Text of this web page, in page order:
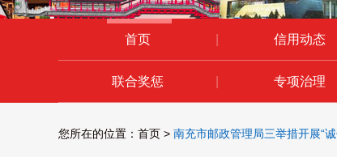
首页 信用动态
联合奖惩 专项治理
您所在的位置： 首页 > 南充市邮政管理局三举措开展“